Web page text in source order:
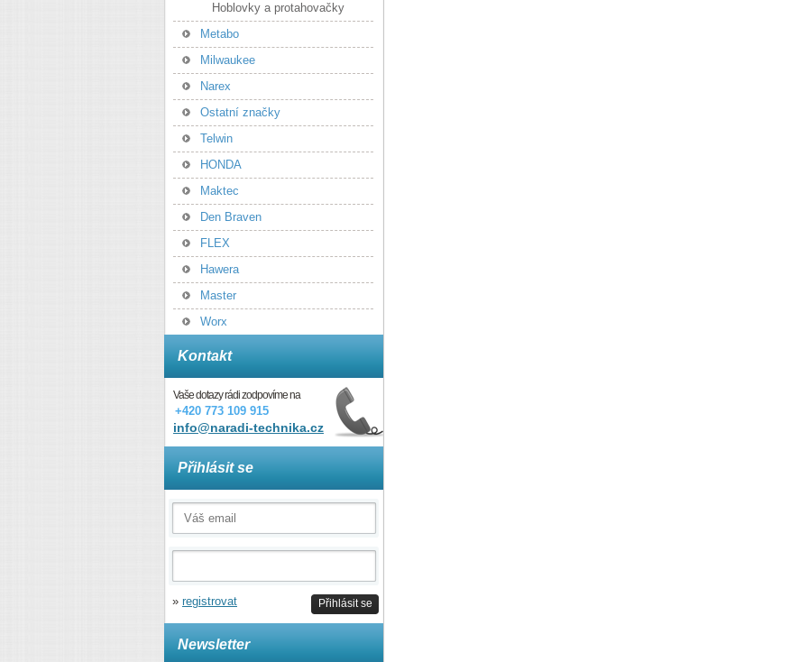
Hoblovky a protahovačky
Metabo
Milwaukee
Narex
Ostatní značky
Telwin
HONDA
Maktec
Den Braven
FLEX
Hawera
Master
Worx
Kontakt
Vaše dotazy rádi zodpovíme na
+420 773 109 915
info@naradi-technika.cz
Přihlásit se
Přihlásit se
» registrovat
Newsletter